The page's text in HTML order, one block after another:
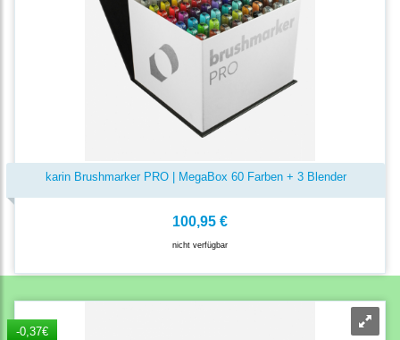
karin Brushmarker PRO | MegaBox 60 Farben + 3 Blender
100,95 €
nicht verfügbar
-0,37€